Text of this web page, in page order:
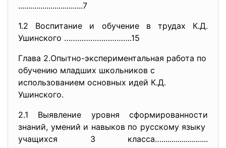
................................7
1.2 Воспитание и обучение в трудах К.Д.
Ушинского ………………………….15
Глава 2.Опытно-экспериментальная работа по
обучению младших школьников с
использованием основных идей К.Д.
Ушинского.
2.1 Выявление уровня сформированности
знаний, умений и навыков по русскому языку
учащихся 3 класса….......................